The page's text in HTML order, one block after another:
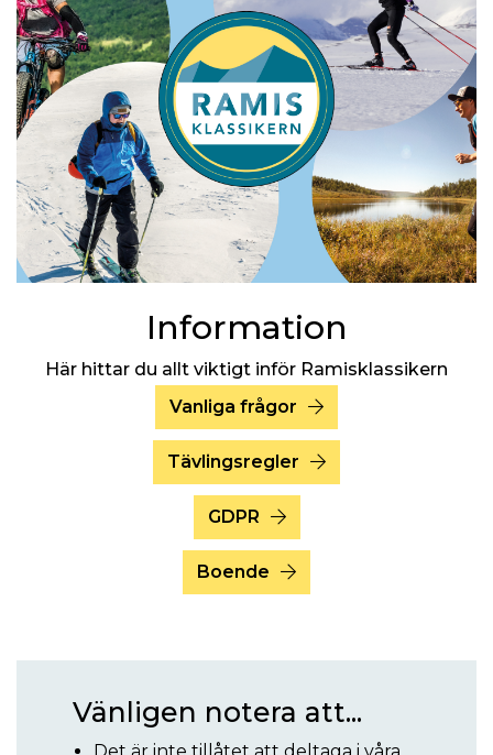
Information
Här hittar du allt viktigt inför Ramisklassikern
Vanliga frågor
Tävlingsregler
GDPR
Boende
Vänligen notera att...